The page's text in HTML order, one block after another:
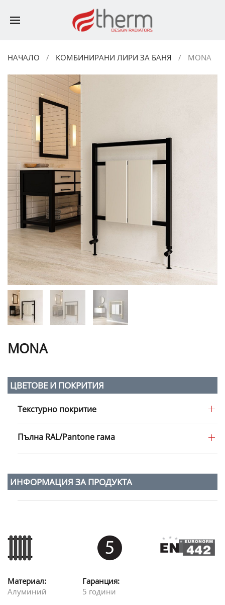
НАЧАЛО КОМБИНИРАНИ ЛИРИ ЗА БАНЯ MONA
MONA
ЦВЕТОВЕ И ПОКРИТИЯ
Текстурно покритие
Пълна RAL/Pantone гама
ИНФОРМАЦИЯ ЗА ПРОДУКТА
Материал:
Алуминий
Гаранция:
5 години